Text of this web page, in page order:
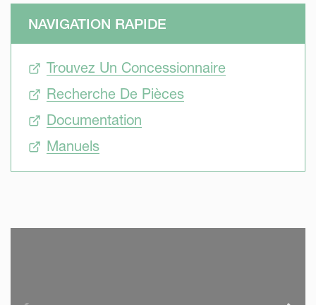
NAVIGATION RAPIDE
Trouvez Un Concessionnaire
Recherche De Pièces
Documentation
Manuels